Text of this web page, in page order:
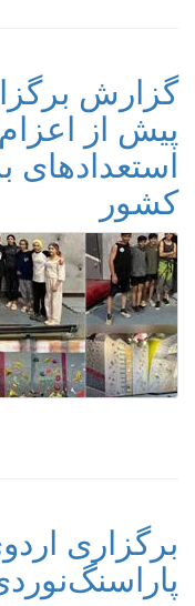
گزارش
پیش از
استعدادهای
کشور
برگزاری